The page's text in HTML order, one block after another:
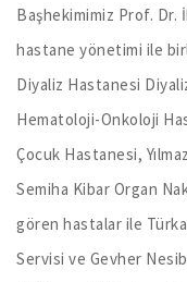
Başhekimimiz Prof. Dr.
hastane yönetimi ile
Diyaliz Hastanesi
Hematoloji-Onkoloji
Çocuk Hastanesi,
Semiha Kibar Organ
gören hastalar ile
Servisi ve Gevher